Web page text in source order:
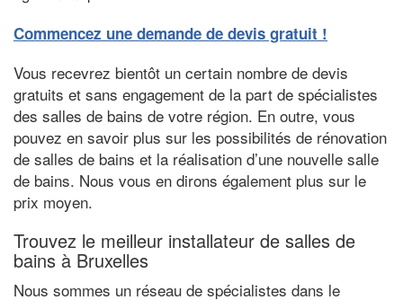
Commencez une demande de devis gratuit !
Vous recevrez bientôt un certain nombre de devis
gratuits et sans engagement de la part de spécialistes
des salles de bains de votre région. En outre, vous
pouvez en savoir plus sur les possibilités de rénovation
de salles de bains et la réalisation d’une nouvelle salle
de bains. Nous vous en dirons également plus sur le
prix moyen.
Trouvez le meilleur installateur de salles de
bains à Bruxelles
Nous sommes un réseau de spécialistes dans le